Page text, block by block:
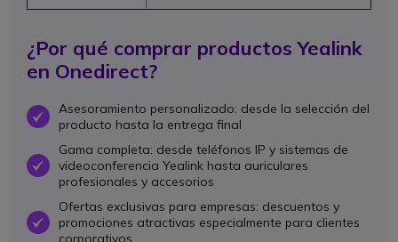
¿Por qué comprar productos Yealink
en Onedirect?
OKAsesoramiento personalizado: desde la selección del
producto hasta la entrega final
OK
Gama completa: desde teléfonos IP y sistemas de
videoconferencia Yealink hasta auriculares
profesionales y accesorios
OK
Ofertas exclusivas para empresas: descuentos y
promociones atractivas especialmente para clientes
corporativos.